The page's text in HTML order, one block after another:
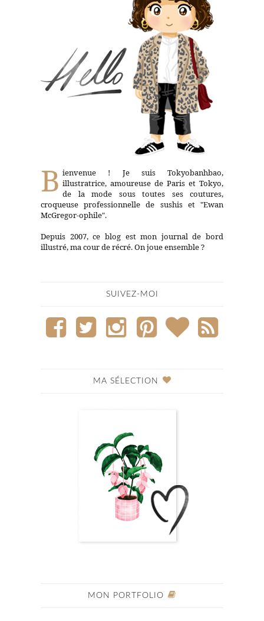
B ienvenue ! Je suis Tokyobanhbao,
illustratrice, amoureuse de Paris et Tokyo,
de la mode sous toutes ses coutures,
croqueuse professionnelle de sushis et "Ewan
McGregor-ophile".
Depuis 2007, ce blog est mon journal de bord
illustré, ma cour de récré. On joue ensemble ?
SUIVEZ-MOI
MA SÉLECTION
MON PORTFOLIO